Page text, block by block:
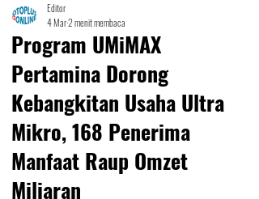
Program UMiMAX
Pertamina Dorong
Kebangkitan Usaha Ultra
Mikro, 168 Penerima
Manfaat Raup Omzet
Miliaran
Editor
4 Mar2 menit membaca